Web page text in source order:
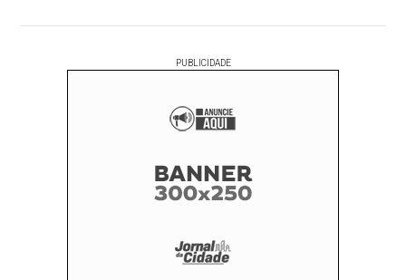
PUBLICIDADE